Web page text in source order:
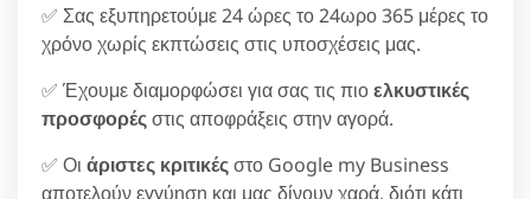
✅ Σας εξυπηρετούμε 24 ώρες το 24ωρο 365 μέρες το
χρόνο χωρίς εκπτώσεις στις υποσχέσεις μας.
✅ Έχουμε διαμορφώσει για σας τις πιοελκυστικές
προσφορέςστις αποφράξεις στην αγορά.
✅ Οι άριστες κριτικέςστο Google my Business
αποτελούν εγγύηση και μας δίνουν χαρά, διότι κάτι